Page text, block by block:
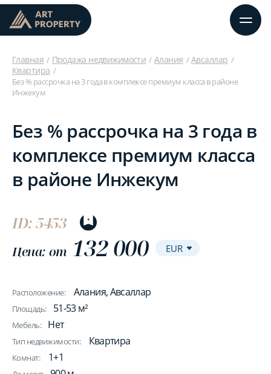
Главная Продажа недвижимости Алания
Авсаллар
Квартира
Без % рассрочка на 3 года в комплексе премиум класса в районе
Инжекум
Без % рассрочка на 3 года в
комплексе премиум класса
в районе Инжекум
ID: 5453
Цена: от 132 000
Расположение: Алания, Авсаллар
Площадь: 51-53 м²
Мебель: Нет
Тип недвижимости: Квартира
Комнат: 1+1